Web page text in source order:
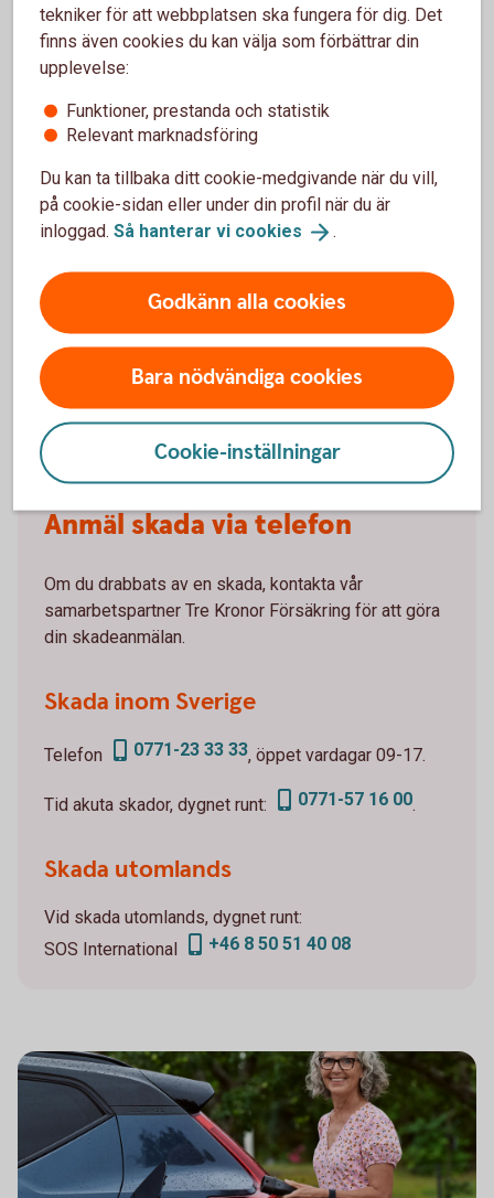
Mer information
Anmäl skada online
Anmäl skada online(3kronor.se)
Anmäl skada via telefon
Om du drabbats av en skada, kontakta vår
samarbetspartner Tre Kronor Försäkring för att göra
din skadeanmälan.
Skada inom Sverige
Telefon 0771-23 33 33, öppet vardagar 09-17.
Tid akuta skador, dygnet runt: 0771-57 16 00.
Skada utomlands
Vid skada utomlands, dygnet runt:
SOS International
+46 8 50 51 40 08
Anmäl skada
tekniker för att webbplatsen ska fungera för dig. Det
finns även cookies du kan välja som förbättrar din
upplevelse:
Funktioner, prestanda och statistik
Relevant marknadsföring
Du kan ta tillbaka ditt cookie-medgivande när du vill,
på cookie-sidan eller under din profil när du är
inloggad. Så hanterar vi cookies .
Godkänn alla cookies
Bara nödvändiga cookies
Cookie-inställningar